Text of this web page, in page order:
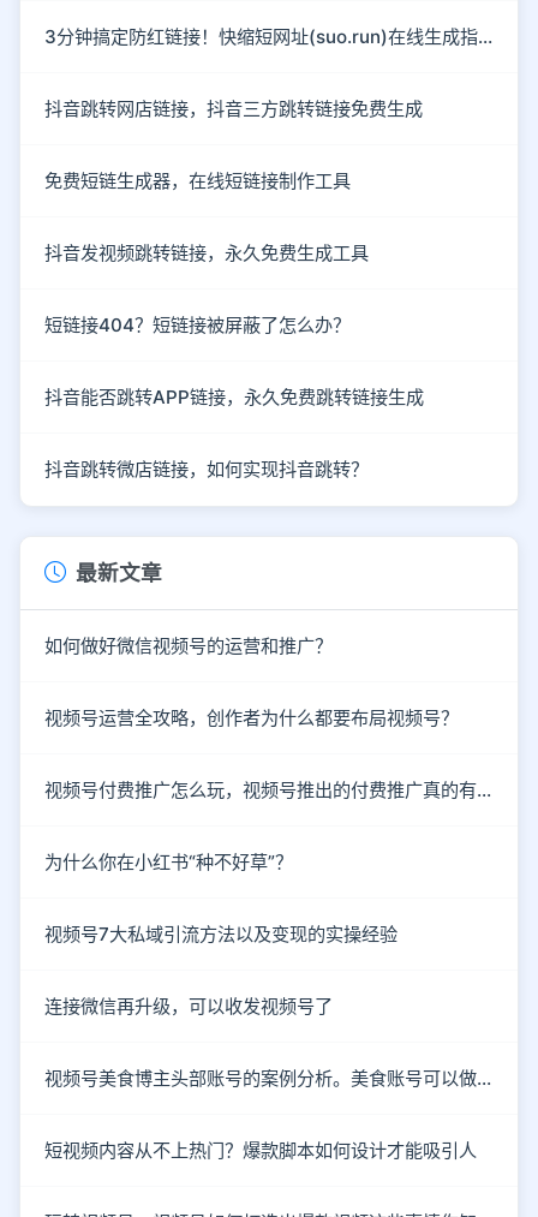
3分钟搞定防红链接！快缩短网址(suo.run)在线生成指南
抖音跳转网店链接，抖音三方跳转链接免费生成
免费短链生成器，在线短链接制作工具
抖音发视频跳转链接，永久免费生成工具
短链接404？短链接被屏蔽了怎么办？
抖音能否跳转APP链接，永久免费跳转链接生成
抖音跳转微店链接，如何实现抖音跳转？
最新文章
如何做好微信视频号的运营和推广？
视频号运营全攻略，创作者为什么都要布局视频号？
视频号付费推广怎么玩，视频号推出的付费推广真的有效吗？
为什么你在小红书“种不好草”？
视频号7大私域引流方法以及变现的实操经验
连接微信再升级，可以收发视频号了
视频号美食博主头部账号的案例分析。美食账号可以做哪些类型的内容？
短视频内容从不上热门？爆款脚本如何设计才能吸引人